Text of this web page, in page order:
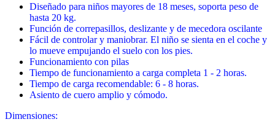
Diseñado para niños mayores de 18 meses, soporta peso de
hasta 20 kg.
Función de correpasillos, deslizante y de mecedora oscilante
Fácil de controlar y maniobrar. El niño se sienta en el coche y
lo mueve empujando el suelo con los pies.
Funcionamiento con pilas
Tiempo de funcionamiento a carga completa 1 - 2 horas.
Tiempo de carga recomendable: 6 - 8 horas.
Asiento de cuero amplio y cómodo.
Dimensiones: